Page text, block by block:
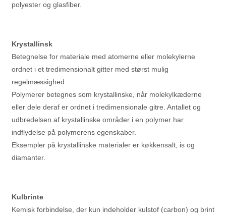
polyester og glasfiber.
Krystallinsk
Betegnelse for materiale med atomerne eller molekylerne
ordnet i et tredimensionalt gitter med størst mulig
regelmæssighed.
Polymerer betegnes som krystallinske, når molekylkæderne
eller dele deraf er ordnet i tredimensionale gitre. Antallet og
udbredelsen af krystallinske områder i en polymer har
indflydelse på polymerens egenskaber.
Eksempler på krystallinske materialer er køkkensalt, is og
diamanter.
Kulbrinte
Kemisk forbindelse, der kun indeholder kulstof (carbon) og brint